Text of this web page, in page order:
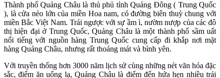
Thành phố Quảng Châu là thủ phủ tỉnh Quảng Đông ( Trung Quốc
), là cửa nẻo lớn của miền Hoa nam, có đường biên thuỳ chung với
miền Bắc Việt Nam. Trái ngược với sự ầm ì, nườm nượp của các đô
thị hiện đại ở Trung Quốc, Quảng Châu là một thành phố sầm uất
nổi tiếng với nguồn hàng Trung Quốc cung cấp đi khắp nơi mặt
hàng Quảng Châu, nhưng rất thoáng mát và bình yên.
Với truyền thống hơn 3000 năm lịch sử cùng những nét văn hóa đặc
sắc, điểm ăn uống lạ, Quảng Châu là điểm đến hứa hẹn nhiều trải